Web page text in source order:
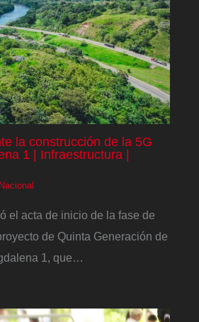
la construcción de la 5G
1 | Infraestructura |
Nacional
el acta de inicio de la fase de
de Quinta Generación de
1, que…